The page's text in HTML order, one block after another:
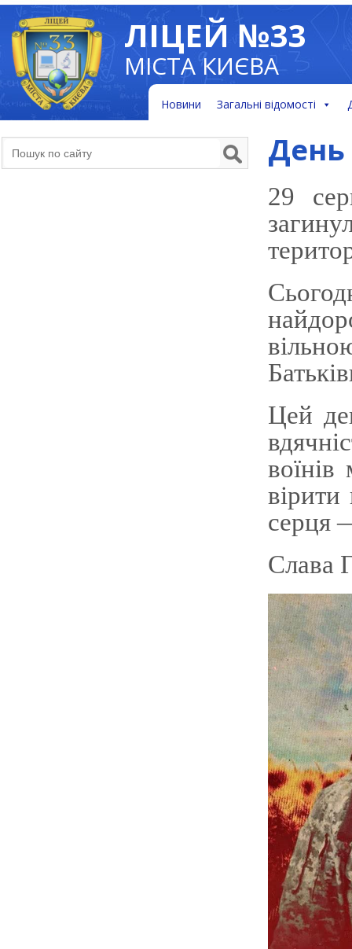
ЛІЦЕЙ №33
МІСТА КИЄВА
Новини Загальні відомості
День
29
Цей
серця
Слава